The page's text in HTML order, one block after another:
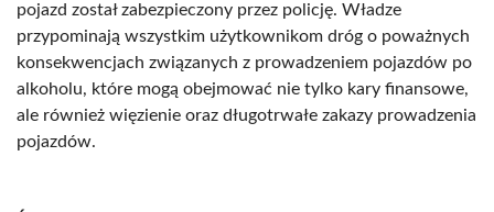
pojazd został zabezpieczony przez policję. Władze
przypominają wszystkim użytkownikom dróg o poważnych
konsekwencjach związanych z prowadzeniem pojazdów po
alkoholu, które mogą obejmować nie tylko kary finansowe,
ale również więzienie oraz długotrwałe zakazy prowadzenia
pojazdów.